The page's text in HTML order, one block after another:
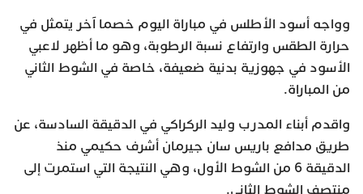
وواجه أسود الأطلس في مباراة اليوم خصما آخر يتمثل في
حرارة الطقس وارتفاع نسبة الرطوبة، وهو ما أظهر لاعبي
الأسود في جهوزية بدنية ضعيفة، خاصة في الشوط الثاني
من المباراة.
واقدم أبناء المدرب وليد الركراكي في الدقيقة السادسة، عن
طريق مدافع باريس سان جيرمان أشرف حكيمي منذ
الدقيقة 6 من الشوط الأول، وهي النتيجة التي استمرت إلى
منتصف الشوط الثاني.